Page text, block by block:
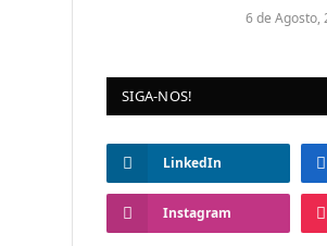
6 de Agosto,
SIGA-NOS!
LinkedIn
Instagram